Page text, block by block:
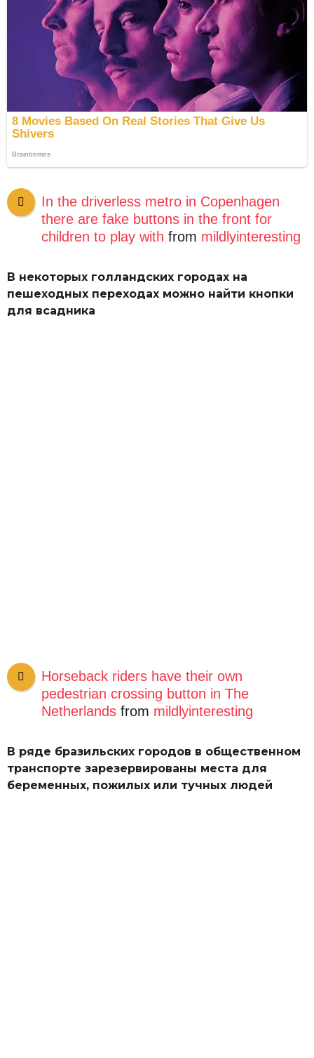
In the driverless metro in Copenhagen
there are fake buttons in the front for
children to play with from mildlyinteresting
В некоторых голландских городах на
пешеходных переходах можно найти кнопки
для всадника
Horseback riders have their own
pedestrian crossing button in The
Netherlandsfrom mildlyinteresting
В ряде бразильских городов в общественном
транспорте зарезервированы места для
беременных, пожилых или тучных людей